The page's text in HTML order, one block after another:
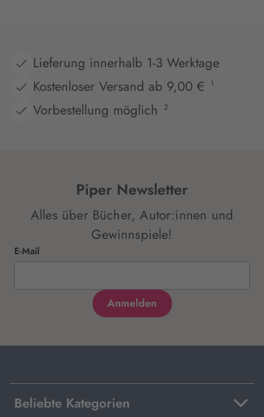
Lieferung innerhalb 1-3 Werktage
Kostenloser Versand ab 9,00 €
1
Vorbestellung möglich 2
Piper Newsletter
Alles über Bücher, Autor:innen und
Gewinnspiele!
E-Mail
Beliebte Kategorien